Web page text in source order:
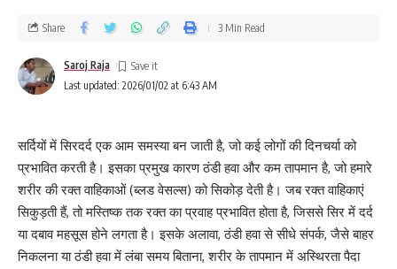
Last updated: 2026/01/02 at 6:43 AM
Saroj Raja
Share 3 Min Read
सर्दियों में सिरदर्द एक आम समस्या बन जाती है, जो कई लोगों की दिनचर्या को
प्रभावित करती है। इसका प्रमुख कारण ठंडी हवा और कम तापमान है, जो हमारे
शरीर की रक्त वाहिकाओं (ब्लड वेसल्स) को सिकोड़ देती है। जब रक्त वाहिकाएं
सिकुड़ती हैं, तो मस्तिष्क तक रक्त का प्रवाह प्रभावित होता है, जिससे सिर में दर्द
या दबाव महसूस होने लगता है। इसके अलावा, ठंडी हवा से सीधे संपर्क, जैसे बाहर
निकलना या ठंडी हवा में लंबा समय बिताना, शरीर के तापमान में अस्थिरता पैदा